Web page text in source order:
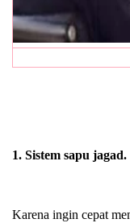
1. Sistem sapu jagad.
Karena ingin cepat